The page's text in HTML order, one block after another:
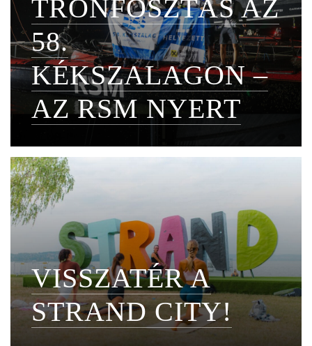
TRÓNFOSZTÁS AZ
58.
KÉKSZALAGON –
AZ RSM NYERT
VISSZATÉR A
STRAND CITY!